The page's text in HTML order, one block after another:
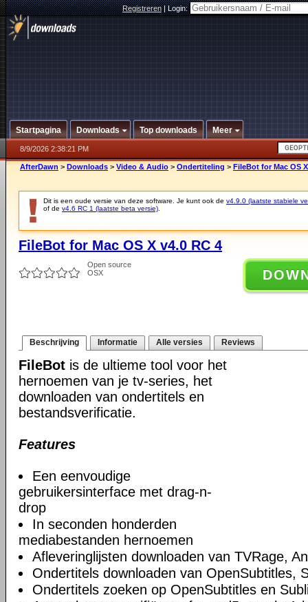
Registreren|Login:
Startpagina Downloads Top downloads Meer
8/9/2026 2:38:21 PM
AfterDawn > Downloads > Video & Audio > Ondertiteling > FileBot for Mac OS
Dit is een oude versie van deze software. Je kunt ook de v4.9.0 (laatste stabiele
of de v4.6 RC 1 (laatste beta versie)
FileBot for Mac OS X v4.0 RC 4
Open source
OSX
Beschrijving Informatie Alle versies Reviews
FileBot is de ultieme tool voor het
hernoemen van je tv-series, het
downloaden van ondertitels en
bestandsverificatie.
Features
Een eenvoudige
gebruikersinterface met drag-n-
drop
In seconden honderden
mediabestanden hernoemen
Afleveringlijsten downloaden van TVRage,
Ondertitels downloaden van OpenSubtitles,
Ondertitels zoeken op OpenSubtitles en